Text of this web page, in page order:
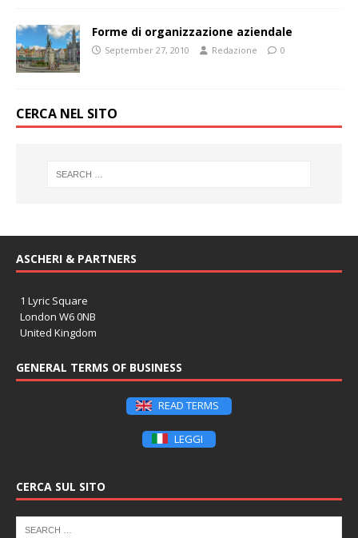
Forme di organizzazione aziendale
September 27, 2010 Redazione 0
CERCA NEL SITO
ASCHERI & PARTNERS
1 Lyric Square
London W6 0NB
United Kingdom
GENERAL TERMS OF BUSINESS
READ TERMS
LEGGI
CERCA SUL SITO